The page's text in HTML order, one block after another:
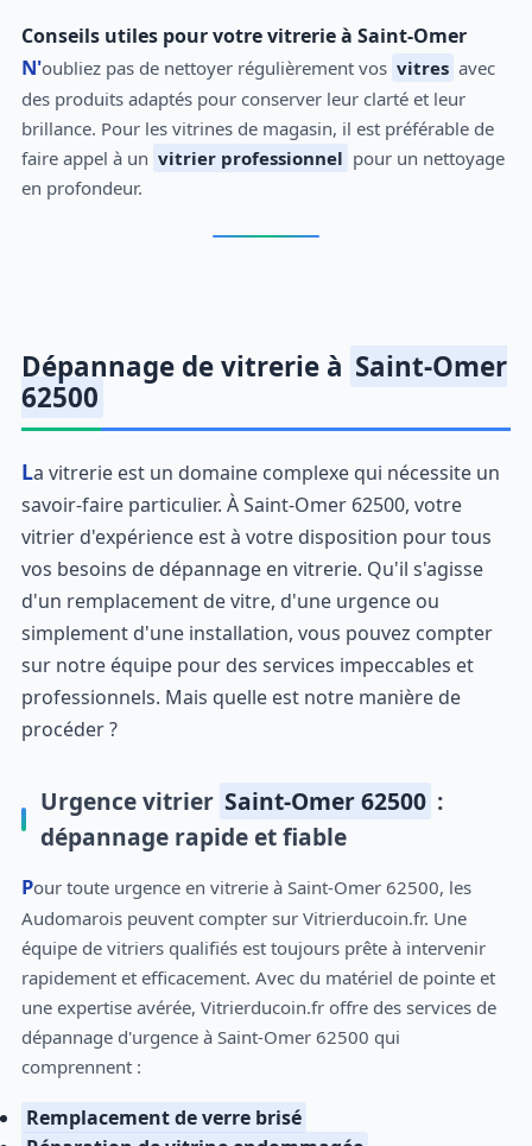
Conseils utiles pour votre vitrerie à Saint-Omer
N'oubliez pas de nettoyer régulièrement vos vitres avec
des produits adaptés pour conserver leur clarté et leur
brillance. Pour les vitrines de magasin, il est préférable de
faire appel à un vitrier professionnel pour un nettoyage
en profondeur.
Dépannage de vitrerie à Saint-Omer
62500
La vitrerie est un domaine complexe qui nécessite un
savoir-faire particulier. À Saint-Omer 62500, votre
vitrier d'expérience est à votre disposition pour tous
vos besoins de dépannage en vitrerie. Qu'il s'agisse
d'un remplacement de vitre, d'une urgence ou
simplement d'une installation, vous pouvez compter
sur notre équipe pour des services impeccables et
professionnels. Mais quelle est notre manière de
procéder ?
Urgence vitrier Saint-Omer 62500 :
dépannage rapide et fiable
Pour toute urgence en vitrerie à Saint-Omer 62500, les
Audomarois peuvent compter sur Vitrierducoin.fr. Une
équipe de vitriers qualifiés est toujours prête à intervenir
rapidement et efficacement. Avec du matériel de pointe et
une expertise avérée, Vitrierducoin.fr offre des services de
dépannage d'urgence à Saint-Omer 62500 qui
comprennent :
Remplacement de verre brisé